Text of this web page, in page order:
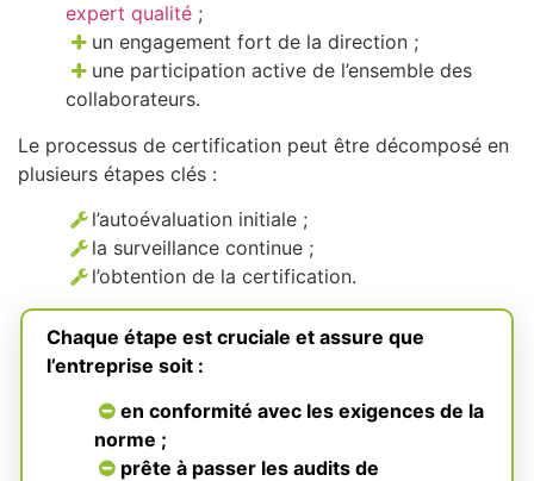
expert qualité ;
un engagement fort de la direction ;
une participation active de l’ensemble des
collaborateurs.
Le processus de certification peut être décomposé en
plusieurs étapes clés :
l’autoévaluation initiale ;
la surveillance continue ;
l’obtention de la certification.
Chaque étape est cruciale et assure que
l’entreprise soit :
en conformité avec les exigences de la
norme ;
prête à passer les audits de